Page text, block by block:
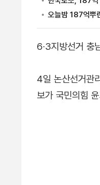
6·3지방선거 충
4일 논산선거관
보가 국민의힘